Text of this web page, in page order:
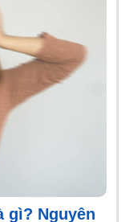
gì? Nguyên